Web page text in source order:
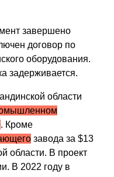
завершено
договор по
оборудования.
задерживается.
области
. Кроме
завода за $13
области. В проект
В 2022 году в